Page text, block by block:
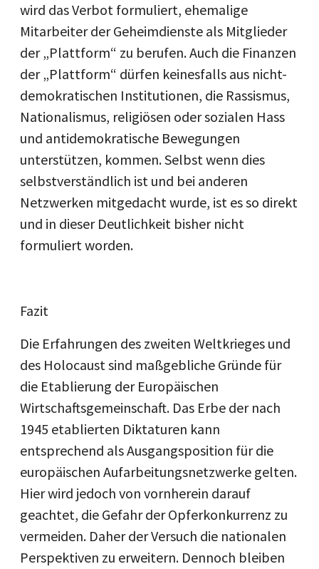
wird das Verbot formuliert, ehemalige
Mitarbeiter der Geheimdienste als Mitglieder
der „Plattform“ zu berufen. Auch die Finanzen
der „Plattform“ dürfen keinesfalls aus nicht-
demokratischen Institutionen, die Rassismus,
Nationalismus, religiösen oder sozialen Hass
und antidemokratische Bewegungen
unterstützen, kommen. Selbst wenn dies
selbstverständlich ist und bei anderen
Netzwerken mitgedacht wurde, ist es so direkt
und in dieser Deutlichkeit bisher nicht
formuliert worden.
Fazit
Die Erfahrungen des zweiten Weltkrieges und
des Holocaust sind maßgebliche Gründe für
die Etablierung der Europäischen
Wirtschaftsgemeinschaft. Das Erbe der nach
1945 etablierten Diktaturen kann
entsprechend als Ausgangsposition für die
europäischen Aufarbeitungsnetzwerke gelten.
Hier wird jedoch von vornherein darauf
geachtet, die Gefahr der Opferkonkurrenz zu
vermeiden. Daher der Versuch die nationalen
Perspektiven zu erweitern. Dennoch bleiben